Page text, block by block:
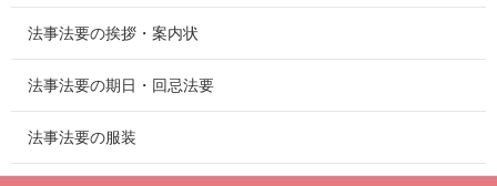
法事法要の挨拶・案内状
法事法要の期日・回忌法要
法事法要の服装